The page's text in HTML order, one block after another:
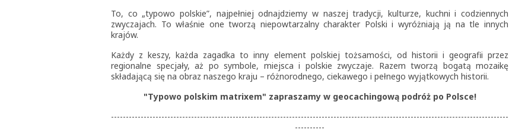
To, co „typowo polskie”, najpełniej odnajdziemy w naszej tradycji, kulturze, kuchni i codziennych
zwyczajach. To właśnie one tworzą niepowtarzalny charakter Polski i wyróżniają ją na tle innych
krajów.
Każdy z keszy, każda zagadka to inny element polskiej tożsamości, od historii i geografii przez
regionalne specjały, aż po symbole, miejsca i polskie zwyczaje. Razem tworzą bogatą mozaikę
składającą się na obraz naszego kraju – różnorodnego, ciekawego i pełnego wyjątkowych historii.
"Typowo polskim matrixem" zapraszamy w geocachingową podróż po Polsce!
--------------------------------------------------------------------------------------------------------------------------------------
----------